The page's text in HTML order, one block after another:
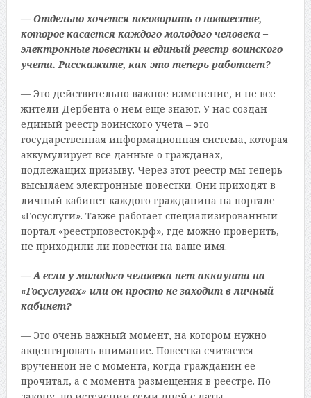
— Отдельно хочется поговорить о новшестве,
которое касается каждого молодого человека –
электронные повестки и единый реестр воинского
учета. Расскажите, как это теперь работает?
— Это действительно важное изменение, и не все
жители Дербента о нем еще знают. У нас создан
единый реестр воинского учета – это
государственная информационная система, которая
аккумулирует все данные о гражданах,
подлежащих призыву. Через этот реестр мы теперь
высылаем электронные повестки. Они приходят в
личный кабинет каждого гражданина на портале
«Госуслуги». Также работает специализированный
портал «реестрповесток.рф», где можно проверить,
не приходили ли повестки на ваше имя.
— А если у молодого человека нет аккаунта на
«Госуслугах» или он просто не заходит в личный
кабинет?
— Это очень важный момент, на котором нужно
акцентировать внимание. Повестка считается
врученной не с момента, когда гражданин ее
прочитал, а с момента размещения в реестре. По